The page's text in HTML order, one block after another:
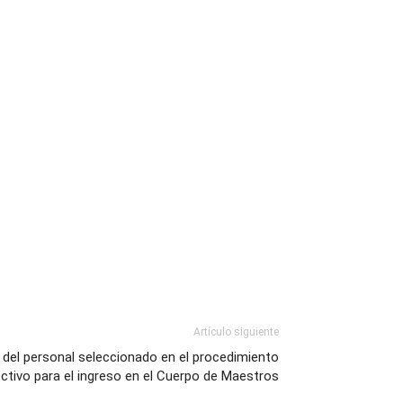
Artículo siguiente
personal seleccionado en el procedimiento
para el ingreso en el Cuerpo de Maestros